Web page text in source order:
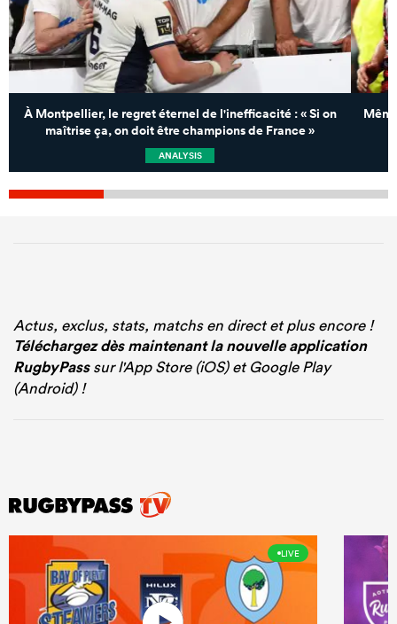
À Montpellier, le regret éternel de l'inefficacité : « Si on
maîtrise ça, on doit être champions de France »
ANALYSIS
Actus, exclus, stats, matchs en direct et plus encore !
Téléchargez dès maintenant la nouvelle application
RugbyPasssur l'App Store (iOS) et Google Play
(Android) !
LIVE